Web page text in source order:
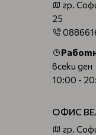
гр.
25
всеки ден
10:00 -
ОФИС
гр.